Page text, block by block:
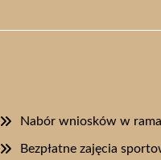
Nabór wniosków w
Bezpłatne zajęcia